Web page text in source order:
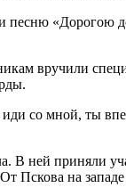
песню «Дорогою
вручили
со мной, ты
В ней приняли
Пскова на